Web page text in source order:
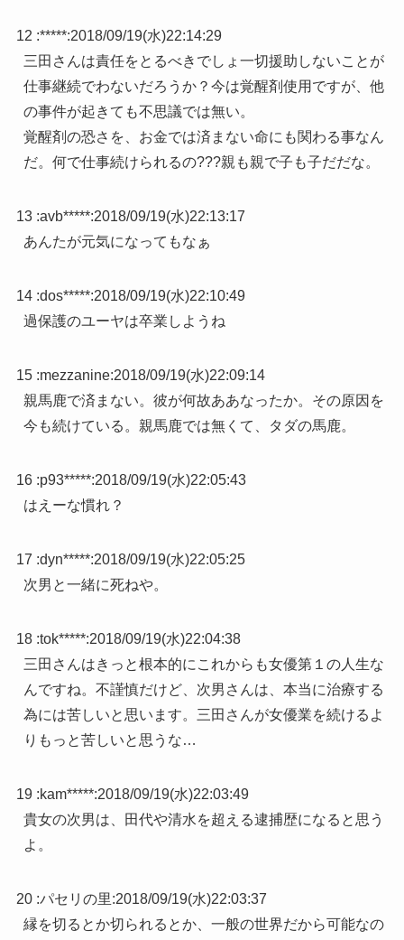
12 :*****:2018/09/19(水)22:14:29
三田さんは責任をとるべきでしょ一切援助しないことが
仕事継続でわないだろうか？今は覚醒剤使用ですが、他
の事件が起きても不思議では無い。
覚醒剤の恐さを、お金では済まない命にも関わる事なん
だ。何で仕事続けられるの???親も親で子も子だだな。
13 :avb*****:2018/09/19(水)22:13:17
あんたが元気になってもなぁ
14 :dos*****:2018/09/19(水)22:10:49
過保護のユーヤは卒業しようね
15 :mezzanine:2018/09/19(水)22:09:14
親馬鹿で済まない。彼が何故ああなったか。その原因を
今も続けている。親馬鹿では無くて、タダの馬鹿。
16 :p93*****:2018/09/19(水)22:05:43
はえーな慣れ？
17 :dyn*****:2018/09/19(水)22:05:25
次男と一緒に死ねや。
18 :tok*****:2018/09/19(水)22:04:38
三田さんはきっと根本的にこれからも女優第１の人生な
んですね。不謹慎だけど、次男さんは、本当に治療する
為には苦しいと思います。三田さんが女優業を続けるよ
りもっと苦しいと思うな…
19 :kam*****:2018/09/19(水)22:03:49
貴女の次男は、田代や清水を超える逮捕歴になると思う
よ。
20 :パセリの里:2018/09/19(水)22:03:37
縁を切るとか切られるとか、一般の世界だから可能なの